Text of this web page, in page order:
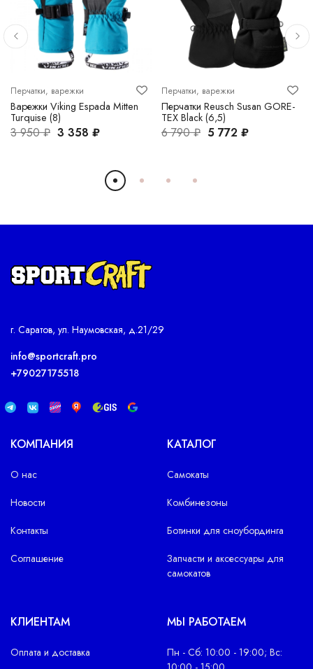
Перчатки, варежки
Варежки Viking Espada Mitten
Turquise (8)
3 950 ₽ 3 358 ₽
Перчатки, варежки
Перчатки Reusch Susan GORE-
TEX Black (6,5)
6 790 ₽ 5 772 ₽
г. Саратов, ул. Наумовская, д.21/29
info@sportcraft.pro
+79027175518
КОМПАНИЯ
О нас
Новости
Контакты
Соглашение
КАТАЛОГ
Самокаты
Комбинезоны
Ботинки для сноубординга
Запчасти и аксессуары для
самокатов
КЛИЕНТАМ
Оплата и доставка
МЫ РАБОТАЕМ
Пн - Сб: 10:00 - 19:00; Вс: